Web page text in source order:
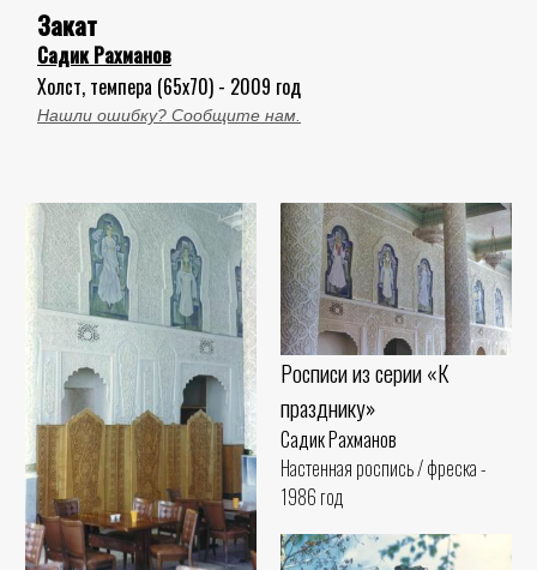
Закат
Садик Рахманов
Холст, темпера (65x70) - 2009 год
Нашли ошибку? Сообщите нам.
Росписи из серии «К
празднику»
Садик Рахманов
Настенная роспись / фреска -
1986 год